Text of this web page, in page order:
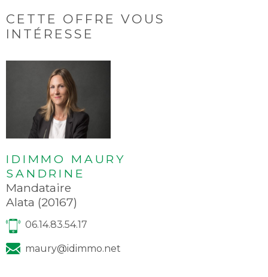
CETTE OFFRE VOUS
INTÉRESSE
IDIMMO MAURY
SANDRINE
Mandataire
Alata (20167)
06.14.83.54.17
maury@idimmo.net